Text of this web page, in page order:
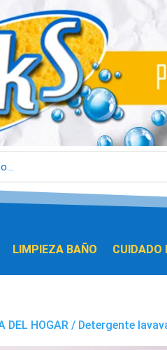
LIMPIEZA BAÑO CUIDADO
DEL HOGAR / Detergente